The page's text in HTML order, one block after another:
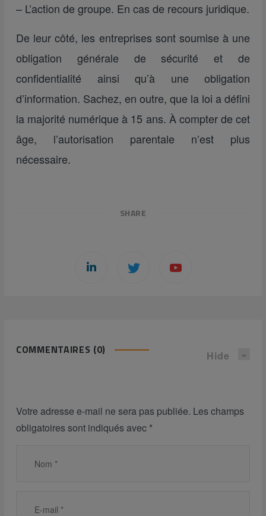
– L’action de groupe. En cas de recours juridique.
De leur côté, les entreprises sont soumise à une
obligation générale de sécurité et de
confidentialité ainsi qu’à une obligation
d’information. Sachez, en outre, que la loi a défini
la majorité numérique à 15 ans. À compter de cet
âge, l’autorisation parentale n’est plus
nécessaire.
SHARE
COMMENTAIRES (0) Hide
Votre adresse e-mail ne sera pas publiée. Les champs
obligatoires sont indiqués avec *